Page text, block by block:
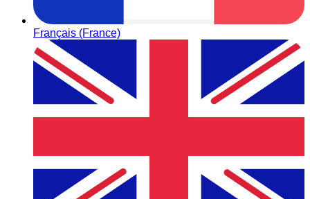
Français (France)